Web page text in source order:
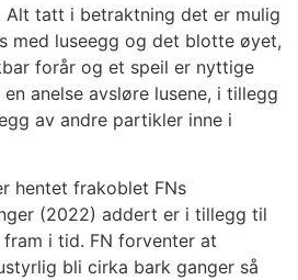
Alt tatt i betraktning det er mulig
med luseegg og det blotte øyet,
forår og et speil er nyttige
anelse avsløre lusene, i tillegg
av andre partikler inne i
hentet frakoblet FNs
(2022) addert er i tillegg til
i tid. FN forventer at
bli cirka bark ganger så